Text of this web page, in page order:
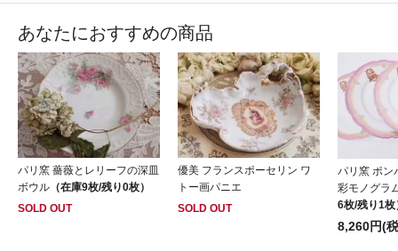
あなたにおすすめの商品
パリ窯 薔薇とレリーフの深皿
ボウル （在庫9枚/残り0枚）
SOLD OUT
優美 フランスポーセリン ワ
トー画パニエ
SOLD OUT
パリ窯 ポン
彩モノグラ
6枚/残り1枚
8,260円(